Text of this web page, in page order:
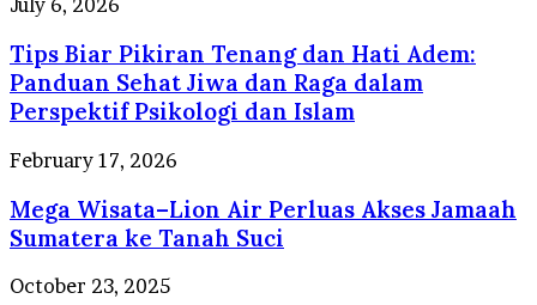
Internasional
yang
Selalu
Dirindukan
Wisatawan
Pikiran
Tenang
dan
Hati
Adem:
Panduan
Sehat
Jiwa
dan
dalam
July 6, 2026
Tips Biar Pikiran Tenang dan Hati Adem:
Panduan Sehat Jiwa dan Raga dalam
Perspektif Psikologi dan Islam
Mega
Lion
Air
Perluas
Akses
February 17, 2026
Mega Wisata–Lion Air Perluas Akses Jamaah
Sumatera ke Tanah Suci
Madinah
October 23, 2025